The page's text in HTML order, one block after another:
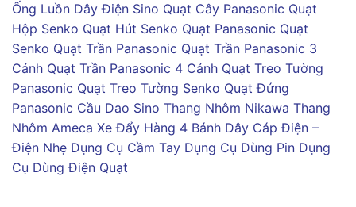
Ống Luồn Dây Điện Sino Quạt Cây Panasonic Quạt
Hộp Senko Quạt Hút Senko Quạt Panasonic Quạt
Senko Quạt Trần Panasonic Quạt Trần Panasonic 3
Cánh Quạt Trần Panasonic 4 Cánh Quạt Treo Tường
Panasonic Quạt Treo Tường Senko Quạt Đứng
Panasonic Cầu Dao Sino Thang Nhôm Nikawa Thang
Nhôm Ameca Xe Đẩy Hàng 4 Bánh Dây Cáp Điện –
Điện Nhẹ Dụng Cụ Cầm Tay Dụng Cụ Dùng Pin Dụng
Cụ Dùng Điện Quạt